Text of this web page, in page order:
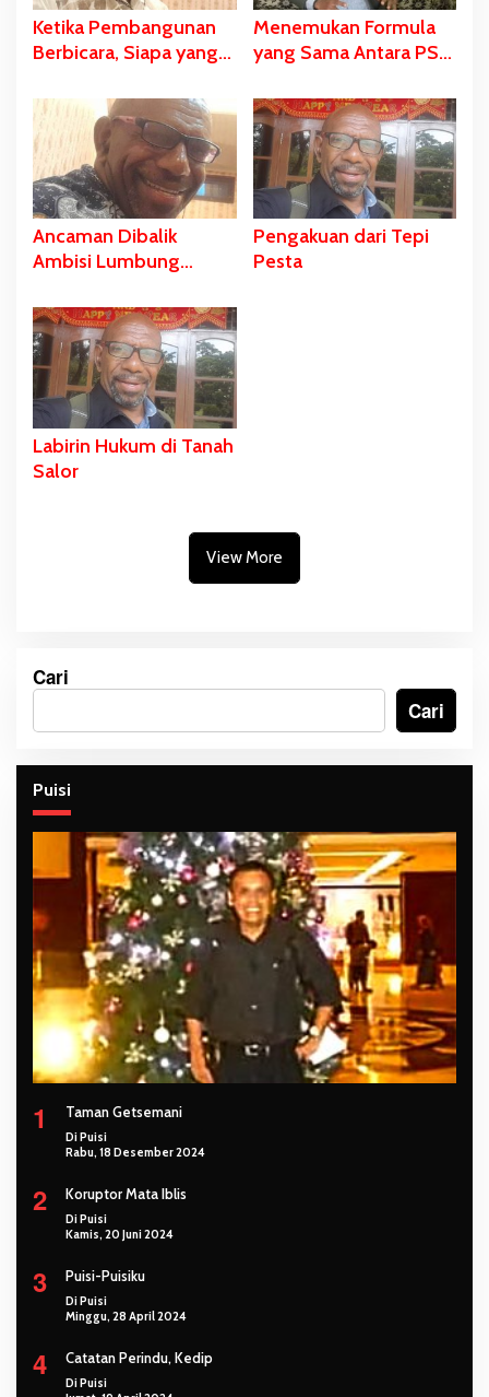
Ketika Pembangunan
Berbicara, Siapa yang
dan Kekerasan Diam-
Diam Negara
Menemukan Formula
yang Sama Antara PSN
Wambad dan Mbulalo
Dalam Budaya Orang
Malind
Ancaman Dibalik
Ambisi Lumbung
Kimaam
Pengakuan dari Tepi
Pesta
Labirin Hukum di Tanah
Salor
View More
Cari
Cari
Puisi
1 Taman Getsemani
Di Puisi
Rabu, 18 Desember 2024
2 Koruptor Mata Iblis
Di Puisi
Kamis, 20 Juni 2024
3 Puisi-Puisiku
Di Puisi
Minggu, 28 April 2024
4 Catatan Perindu, Kedip
Di Puisi